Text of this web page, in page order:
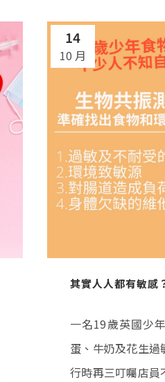
14
10 月
其實人人都有敏感
一名19歲英國少
蛋、牛奶及花生過
行時再三叮囑店員